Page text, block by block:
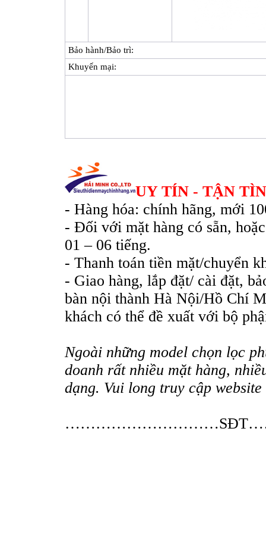
Bảo hành/Bảo trì:
Khuyến mại:
UY TÍN - TẬN
- Hàng hóa: chính hãng, mới
- Đối với mặt hàng có sẵn,
01 – 06 tiếng.
- Thanh toán tiền mặt/chuyển
- Giao hàng, lắp đặt/ cài đặt,
bàn nội thành Hà Nội/Hồ Chí
khách có thể đề xuất với bộ
Ngoài những model chọn lọc
doanh rất nhiều mặt hàng,
dạng. Vui long truy cập